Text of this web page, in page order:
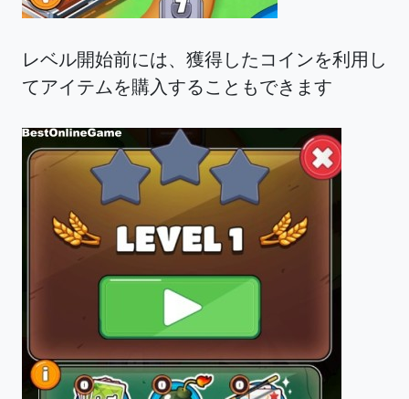
レベル開始前には、獲得したコインを利用し
てアイテムを購入することもできます